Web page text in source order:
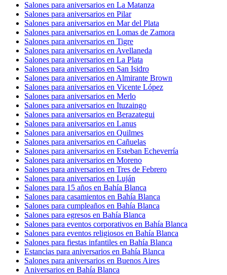
Salones para aniversarios en La Matanza
Salones para aniversarios en Pilar
Salones para aniversarios en Mar del Plata
Salones para aniversarios en Lomas de Zamora
Salones para aniversarios en Tigre
Salones para aniversarios en Avellaneda
Salones para aniversarios en La Plata
Salones para aniversarios en San Isidro
Salones para aniversarios en Almirante Brown
Salones para aniversarios en Vicente López
Salones para aniversarios en Merlo
Salones para aniversarios en Ituzaingo
Salones para aniversarios en Berazategui
Salones para aniversarios en Lanus
Salones para aniversarios en Quilmes
Salones para aniversarios en Cañuelas
Salones para aniversarios en Esteban Echeverría
Salones para aniversarios en Moreno
Salones para aniversarios en Tres de Febrero
Salones para aniversarios en Luján
Salones para 15 años en Bahía Blanca
Salones para casamientos en Bahía Blanca
Salones para cumpleaños en Bahía Blanca
Salones para egresos en Bahía Blanca
Salones para eventos corporativos en Bahía Blanca
Salones para eventos religiosos en Bahía Blanca
Salones para fiestas infantiles en Bahía Blanca
Estancias para aniversarios en Bahía Blanca
Salones para aniversarios en Buenos Aires
Aniversarios en Bahía Blanca